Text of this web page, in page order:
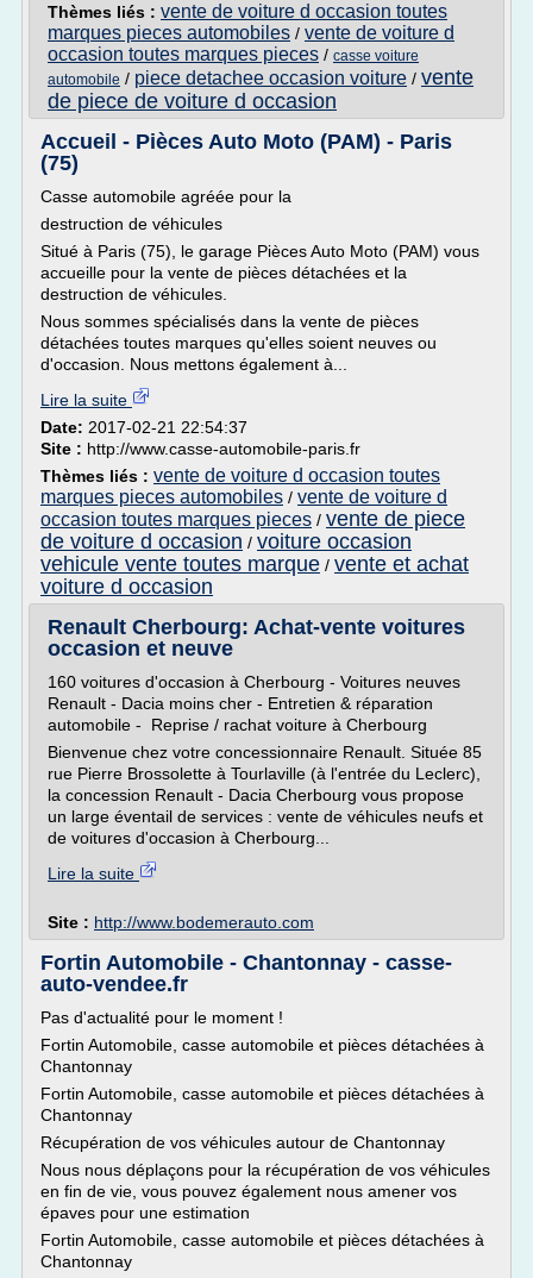
Thèmes liés : vente de voiture d occasion toutes
marques pieces automobiles / vente de voiture d
occasion toutes marques pieces / casse voiture
automobile / piece detachee occasion voiture / vente
de piece de voiture d occasion
Accueil - Pièces Auto Moto (PAM) - Paris
(75)
Casse automobile agréée pour la
destruction de véhicules
Situé à Paris (75), le garage Pièces Auto Moto (PAM) vous
accueille pour la vente de pièces détachées et la
destruction de véhicules.
Nous sommes spécialisés dans la vente de pièces
détachées toutes marques qu'elles soient neuves ou
d'occasion. Nous mettons également à...
Lire la suite
Date: 2017-02-21 22:54:37
Site : http://www.casse-automobile-paris.fr
Thèmes liés : vente de voiture d occasion toutes
marques pieces automobiles / vente de voiture d
occasion toutes marques pieces / vente de piece
de voiture d occasion / voiture occasion
vehicule vente toutes marque / vente et achat
voiture d occasion
Renault Cherbourg: Achat-vente voitures
occasion et neuve
160 voitures d'occasion à Cherbourg - Voitures neuves
Renault - Dacia moins cher - Entretien & réparation
automobile - Reprise / rachat voiture à Cherbourg
Bienvenue chez votre concessionnaire Renault. Située 85
rue Pierre Brossolette à Tourlaville (à l'entrée du Leclerc),
la concession Renault - Dacia Cherbourg vous propose
un large éventail de services : vente de véhicules neufs et
de voitures d'occasion à Cherbourg...
Lire la suite
Site : http://www.bodemerauto.com
Fortin Automobile - Chantonnay - casse-
auto-vendee.fr
Pas d'actualité pour le moment !
Fortin Automobile, casse automobile et pièces détachées à
Chantonnay
Fortin Automobile, casse automobile et pièces détachées à
Chantonnay
Récupération de vos véhicules autour de Chantonnay
Nous nous déplaçons pour la récupération de vos véhicules
en fin de vie, vous pouvez également nous amener vos
épaves pour une estimation
Fortin Automobile, casse automobile et pièces détachées à
Chantonnay